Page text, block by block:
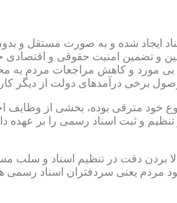
ایجاد شده و به صورت مستقل و
و تضمین امنیت حقوقی و
مورد و کاهش مراجعات مردم به
برخی درآمدهای دولت از دیگر
خود مترقی بوده، بخشی از وظایف
و ثبت اسناد رسمی را بر عهده
بردن دقت در تنظیم اسناد و سلب
مردم یعنی سردفتران اسناد رسمی